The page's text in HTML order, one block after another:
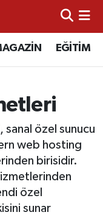
EĞİTİM
özel sunucu
web hosting
birisidir.
özel
sunar